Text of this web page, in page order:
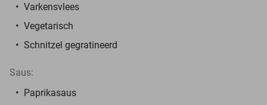
Varkensvlees
Vegetarisch
Schnitzel gegratineerd
Saus:
Paprikasaus